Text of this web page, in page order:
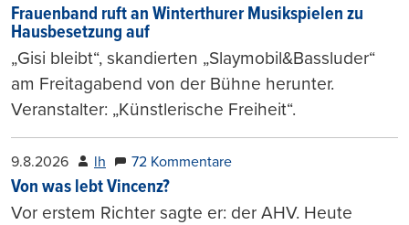
Frauenband ruft an Winterthurer Musikspielen zu
Hausbesetzung auf
„Gisi bleibt“, skandierten „Slaymobil&Bassluder“
am Freitagabend von der Bühne herunter.
Veranstalter: „Künstlerische Freiheit“.
9.8.2026 lh 72 Kommentare
Von was lebt Vincenz?
Vor erstem Richter sagte er: der AHV. Heute